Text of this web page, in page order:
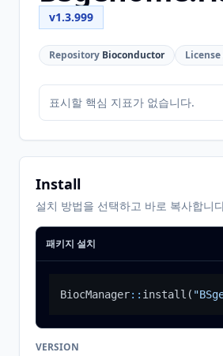
v1.3.999
Repository Bioconductor License
표시할 핵심 지표가 없습니다.
Install
설치 방법을 선택하고 바로 복사합니
패키지 설치
BiocManager:: install (
VERSION